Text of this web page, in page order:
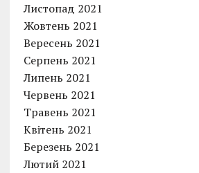
Листопад 2021
Жовтень 2021
Вересень 2021
Серпень 2021
Липень 2021
Червень 2021
Травень 2021
Квітень 2021
Березень 2021
Лютий 2021